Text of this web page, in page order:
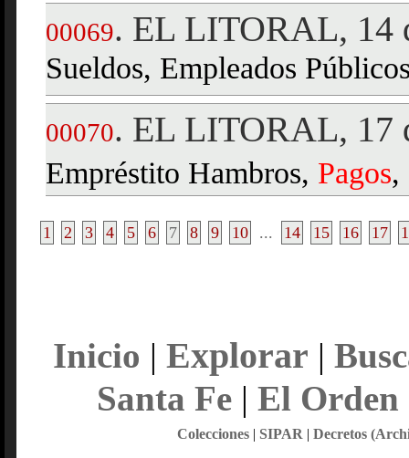
00069. EL LITORAL, 14
Sueldos, Empleados
00070. EL LITORAL, 17
Empréstito Hambros, Pagos,
1 2 3 4 5 6 7 8 9 10 ... 14 15 16 17
Inicio | Explorar |
Santa Fe| El Orden
Colecciones| SIPAR | Decretos